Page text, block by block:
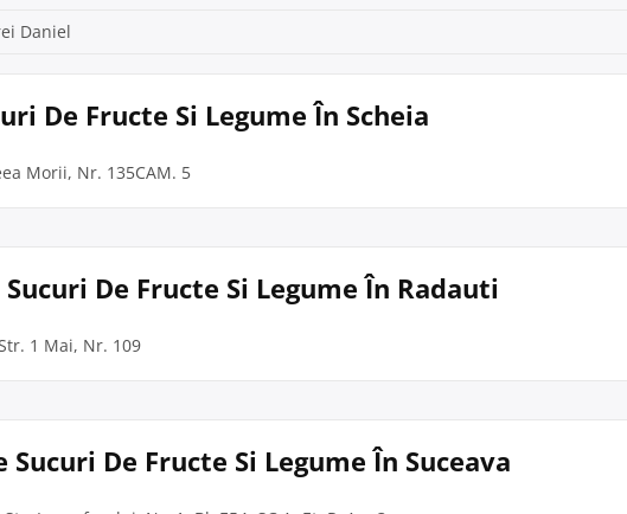
Daniel
De Fructe Si Legume În Scheia
Morii, Nr. 135CAM. 5
De Fructe Si Legume În Radauti
1 Mai, Nr. 109
De Fructe Si Legume În Suceava